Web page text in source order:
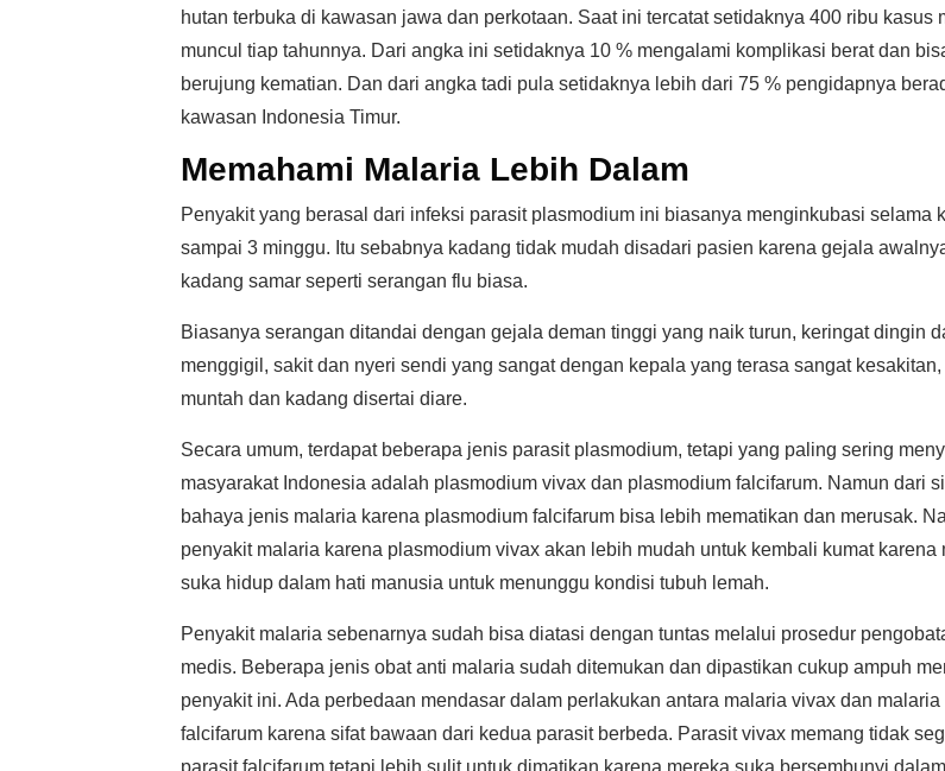
hutan terbuka di kawasan jawa dan perkotaan. Saat ini tercatat setidaknya 400 ribu kasus
muncul tiap tahunnya. Dari angka ini setidaknya 10 % mengalami komplikasi berat dan
berujung kematian. Dan dari angka tadi pula setidaknya lebih dari 75 % pengidapnya
kawasan Indonesia Timur.
Memahami Malaria Lebih Dalam
Penyakit yang berasal dari infeksi parasit plasmodium ini biasanya menginkubasi selama
sampai 3 minggu. Itu sebabnya kadang tidak mudah disadari pasien karena gejala
kadang samar seperti serangan flu biasa.
Biasanya serangan ditandai dengan gejala deman tinggi yang naik turun, keringat dingin
menggigil, sakit dan nyeri sendi yang sangat dengan kepala yang terasa sangat
muntah dan kadang disertai diare.
Secara umum, terdapat beberapa jenis parasit plasmodium, tetapi yang paling sering
masyarakat Indonesia adalah plasmodium vivax dan plasmodium falcifarum. Namun dari
bahaya jenis malaria karena plasmodium falcifarum bisa lebih mematikan dan merusak.
penyakit malaria karena plasmodium vivax akan lebih mudah untuk kembali kumat karena
suka hidup dalam hati manusia untuk menunggu kondisi tubuh lemah.
Penyakit malaria sebenarnya sudah bisa diatasi dengan tuntas melalui prosedur
medis. Beberapa jenis obat anti malaria sudah ditemukan dan dipastikan cukup ampuh
penyakit ini. Ada perbedaan mendasar dalam perlakukan antara malaria vivax dan malaria
falcifarum karena sifat bawaan dari kedua parasit berbeda. Parasit vivax memang tidak
parasit falcifarum tetapi lebih sulit untuk dimatikan karena mereka suka bersembunyi